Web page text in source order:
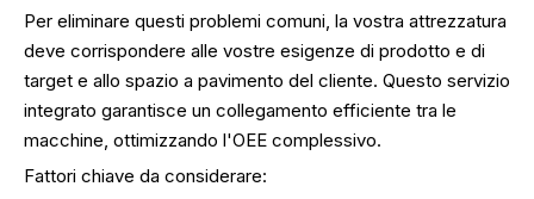
Per eliminare questi problemi comuni, la vostra attrezzatura
deve corrispondere alle vostre esigenze di prodotto e di
target e allo spazio a pavimento del cliente. Questo servizio
integrato garantisce un collegamento efficiente tra le
macchine, ottimizzando l'OEE complessivo.
Fattori chiave da considerare: